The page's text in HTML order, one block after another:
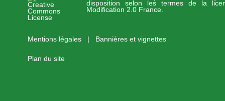
disposition selon les termes de la
Modification 2.0 France.
Mentions légales Bannières et vignettes
Plan du site